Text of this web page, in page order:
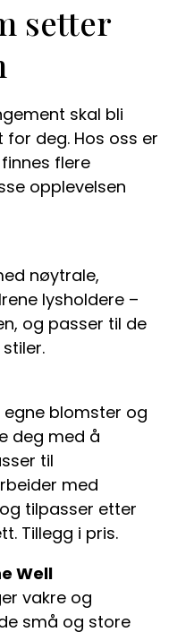
setter
skal bli
for deg. Hos oss er
flere
opplevelsen
nøytrale,
lysholdere –
og passer til de
egne blomster og
deg med å
til
med
tilpasser etter
Tillegg i pris.
Well
vakre og
små og store